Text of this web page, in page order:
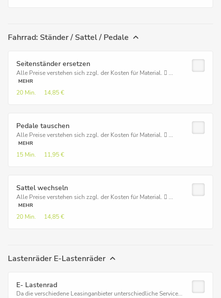
Fahrrad: Ständer / Sattel / Pedale
Seitenständer ersetzen
Alle Preise verstehen sich zzgl. der Kosten für Material.  ...
MEHR
20 Min. 14,85 €
Pedale tauschen
Alle Preise verstehen sich zzgl. der Kosten für Material.  ...
MEHR
15 Min. 11,95 €
Sattel wechseln
Alle Preise verstehen sich zzgl. der Kosten für Material.  ...
MEHR
20 Min. 14,85 €
Lastenräder E-Lastenräder
E- Lastenrad
Da die verschiedene Leasinganbieter unterschiedliche Service...